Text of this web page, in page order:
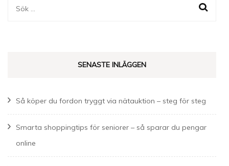
Sök
SENASTE INLÄGGEN
Så köper du fordon tryggt via nätauktion – steg för steg
Smarta shoppingtips för seniorer – så sparar du pengar
online